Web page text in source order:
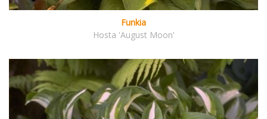
Funkia
Hosta 'August Moon'